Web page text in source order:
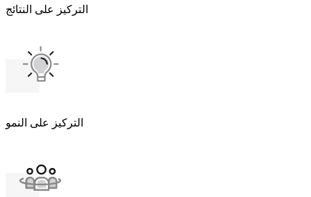
التركيز على النتائج
التركيز على النمو